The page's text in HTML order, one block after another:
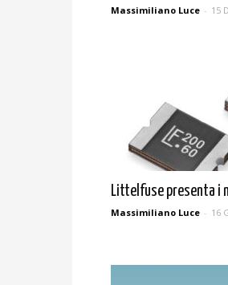
Massimiliano Luce - 15
Littelfuse presenta i
Massimiliano Luce - 16